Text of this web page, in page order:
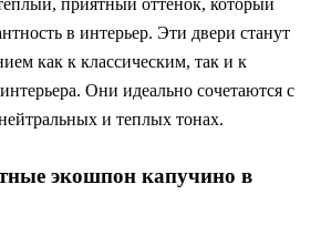
приятный оттенок, который
в интерьер. Эти двери станут
как к классическим, так и к
Они идеально сочетаются с
и теплых тонах.
экошпон капучино в